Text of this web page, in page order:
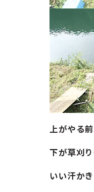
上がやる前
下が草刈
いい汗か